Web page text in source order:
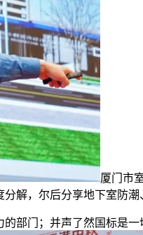
厦门市
解，尔后分享地下室防潮
门；并声了然国标是